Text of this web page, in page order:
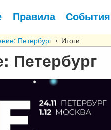
Правила События
Петербург Итоги
Петербург